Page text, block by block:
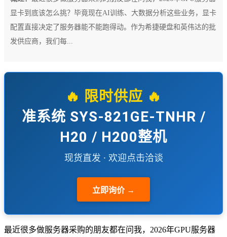
显卡到底该怎么挑？毕竟现在AI训练、大数据分析这些业务，显卡
配置直接决定了服务器能不能跑得动。作为希捷硬盘和英伟达的批
发供应商，我们每...
🔥 限时供应 🔥
准系统 SYS-821GE-TNHR /
H20 / H200整机
现货直发 · 欢迎点击洽谈
立即询价 →
最近很多做服务器采购的朋友都在问我，2026年GPU服务器